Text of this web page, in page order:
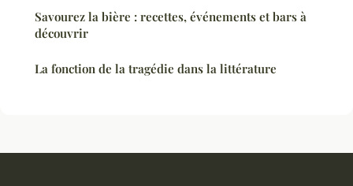
Savourez la bière : recettes, événements et bars à
découvrir
La fonction de la tragédie dans la littérature